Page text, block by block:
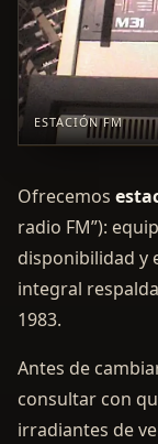
ESTACIÓN FM
Ofrecemos
radio FM”):
disponibilidad y
integral
1983.
Antes de
consultar con
irradiantes de